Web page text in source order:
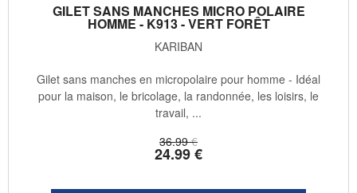
GILET SANS MANCHES MICRO POLAIRE
HOMME - K913 - VERT FORÊT
KARIBAN
36.99 €
24.99€
Gilet sans manches en micropolaire pour homme - Idéal
pour la maison, le bricolage, la randonnée, les loisirs, le
travail, ...